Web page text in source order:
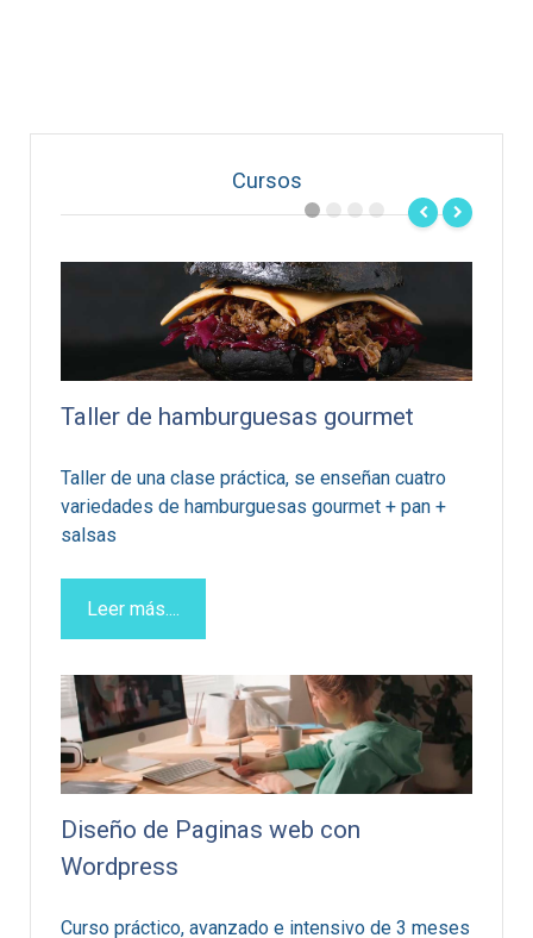
Cursos
Taller de hamburguesas gourmet
Taller de una clase práctica, se enseñan cuatro
variedades de hamburguesas gourmet + pan +
salsas
Leer más....
Diseño de Paginas web con
Wordpress
Curso práctico, avanzado e intensivo de 3 meses